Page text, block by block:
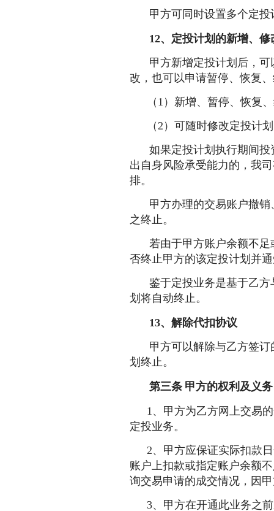
甲方可同时设置多个定
12、 定投计划的新增、修
甲方新增定投计划后，
改，也可以申请暂停、恢复
（1）新增、暂停、恢复
（2）可随时修改定投计
如果定投计划执行期间
出自身风险承受能力的，我
排。
甲方办理的交易账户撤
之终止。
若由于甲方账户余额不
否终止甲方的该定投计划并
鉴于定投业务是基于乙
划将自动终止。
13、解除代扣协议
甲方可以解除与乙方签
划终止。
第三条 甲方的权利及义务
1、甲方为乙方网上交易
定投业务。
2、甲方应保证实际扣款
账户上扣款或指定账户余额
询交易申请的成交情况，因
3、甲方在开通此业务之